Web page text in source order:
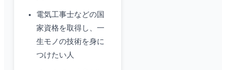
電気工事士などの国
家資格を取得し、一
生モノの技術を身に
つけたい人